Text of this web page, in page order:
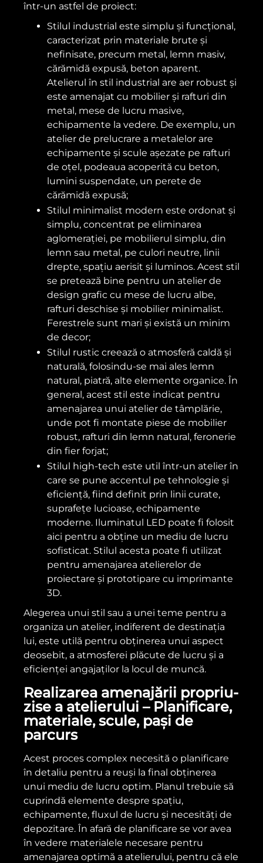
într-un astfel de proiect:
Stilul industrial este simplu și funcțional,
caracterizat prin materiale brute și
nefinisate, precum metal, lemn masiv,
cărămidă expusă, beton aparent.
Atelierul în stil industrial are aer robust și
este amenajat cu mobilier și rafturi din
metal, mese de lucru masive,
echipamente la vedere. De exemplu, un
atelier de prelucrare a metalelor are
echipamente și scule așezate pe rafturi
de oțel, podeaua acoperită cu beton,
lumini suspendate, un perete de
cărămidă expusă;
Stilul minimalist modern este ordonat și
simplu, concentrat pe eliminarea
aglomerației, pe mobilierul simplu, din
lemn sau metal, pe culori neutre, linii
drepte, spațiu aerisit și luminos. Acest stil
se pretează bine pentru un atelier de
design grafic cu mese de lucru albe,
rafturi deschise și mobilier minimalist.
Ferestrele sunt mari și există un minim
de decor;
Stilul rustic creează o atmosferă caldă și
naturală, folosindu-se mai ales lemn
natural, piatră, alte elemente organice. În
general, acest stil este indicat pentru
amenajarea unui atelier de tâmplărie,
unde pot fi montate piese de mobilier
robust, rafturi din lemn natural, feronerie
din fier forjat;
Stilul high-tech este util într-un atelier în
care se pune accentul pe tehnologie și
eficiență, fiind definit prin linii curate,
suprafețe lucioase, echipamente
moderne. Iluminatul LED poate fi folosit
aici pentru a obține un mediu de lucru
sofisticat. Stilul acesta poate fi utilizat
pentru amenajarea atelierelor de
proiectare și prototipare cu imprimante
3D.
Alegerea unui stil sau a unei teme pentru a
organiza un atelier, indiferent de destinația
lui, este utilă pentru obținerea unui aspect
deosebit, a atmosferei plăcute de lucru și a
eficienței angajaților la locul de muncă.
Realizarea amenajării propriu-
zise a atelierului – Planificare,
materiale, scule, pași de
parcurs
Acest proces complex necesită o planificare
în detaliu pentru a reuși la final obținerea
unui mediu de lucru optim. Planul trebuie să
cuprindă elemente despre spațiu,
echipamente, fluxul de lucru și necesități de
depozitare. În afară de planificare se vor avea
în vedere materialele necesare pentru
amenajarea optimă a atelierului, pentru că ele